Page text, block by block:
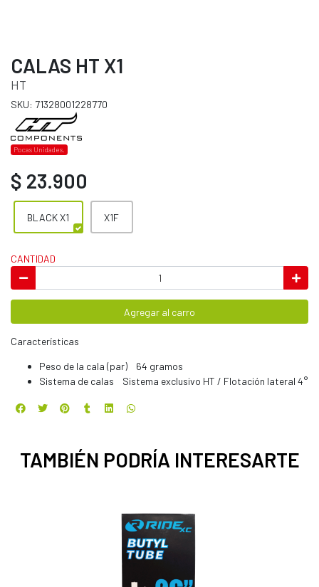
CALAS HT X1
HT
SKU: 71328001228770
Pocas Unidades.
$ 23.900
BLACK X1 X1F
CANTIDAD
Agregar al carro
Características
Peso de la cala (par) 64 gramos
Sistema de calas Sistema exclusivo HT / Flotación lateral 4°
TAMBIÉN PODRÍA INTERESARTE